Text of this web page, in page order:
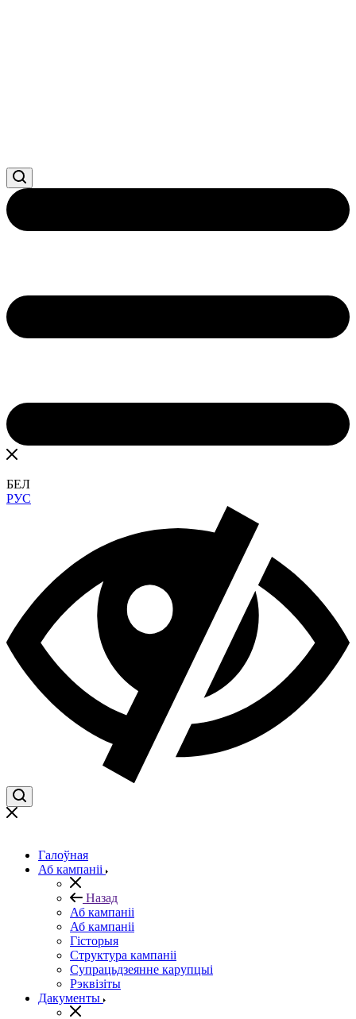
БЕЛ
РУС
Галоўная
Аб кампаніі
Назад
Аб кампаніі
Аб кампаніі
Гісторыя
Структура кампаніі
Супрацьдзеянне карупцыі
Рэквізіты
Дакументы